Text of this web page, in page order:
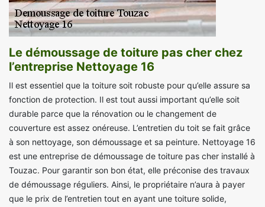
Le démoussage de toiture pas cher chez
l’entreprise Nettoyage 16
Il est essentiel que la toiture soit robuste pour qu’elle assure sa
fonction de protection. Il est tout aussi important qu’elle soit
durable parce que la rénovation ou le changement de
couverture est assez onéreuse. L’entretien du toit se fait grâce
à son nettoyage, son démoussage et sa peinture. Nettoyage 16
est une entreprise de démoussage de toiture pas cher installé à
Touzac. Pour garantir son bon état, elle préconise des travaux
de démoussage réguliers. Ainsi, le propriétaire n’aura à payer
que le prix de l’entretien tout en ayant une toiture solide,